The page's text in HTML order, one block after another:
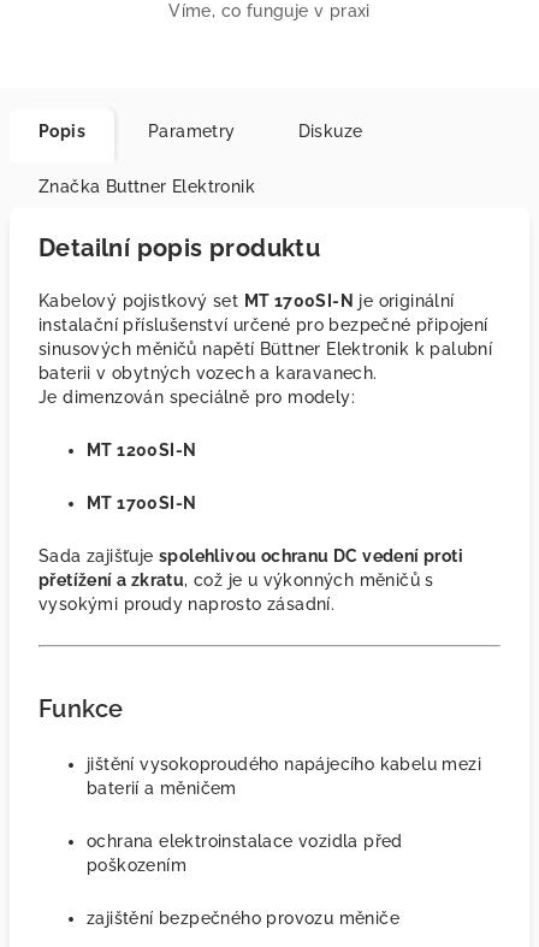
Víme, co funguje v praxi
Popis Parametry Diskuze
Značka Buttner Elektronik
Detailní popis produktu
Kabelový pojistkový set MT 1700SI-N je originální
instalační příslušenství určené pro bezpečné připojení
sinusových měničů napětí Büttner Elektronik k palubní
baterii v obytných vozech a karavanech.
Je dimenzován speciálně pro modely:
MT 1200SI-N
MT 1700SI-N
Sada zajišťuje spolehlivou ochranu DC vedení proti
přetížení a zkratu, což je u výkonných měničů s
vysokými proudy naprosto zásadní.
Funkce
jištění vysokoproudého napájecího kabelu mezi
baterií a měničem
ochrana elektroinstalace vozidla před
poškozením
zajištění bezpečného provozu měniče